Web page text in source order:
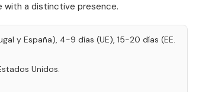
with a distinctive presence.
y España), 4-9 días (UE), 15-20 días (EE.
Unidos.